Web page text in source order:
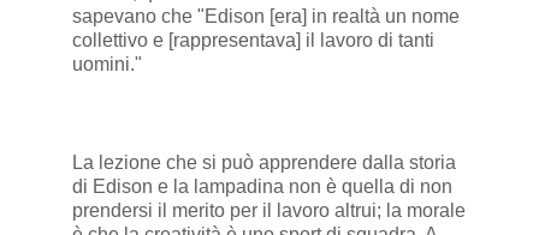
sapevano che "Edison [era] in realtà un nome
collettivo e [rappresentava] il lavoro di tanti
uomini."
La lezione che si può apprendere dalla storia
di Edison e la lampadina non è quella di non
prendersi il merito per il lavoro altrui; la morale